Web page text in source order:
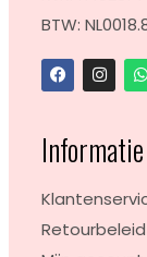
BTW:
Informatie
Retourbeleid